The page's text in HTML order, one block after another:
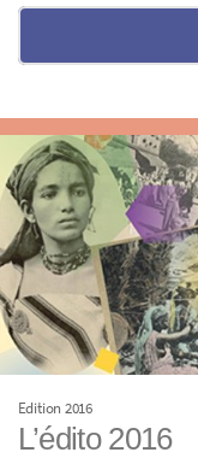
Edition 2016
L’édito 2016